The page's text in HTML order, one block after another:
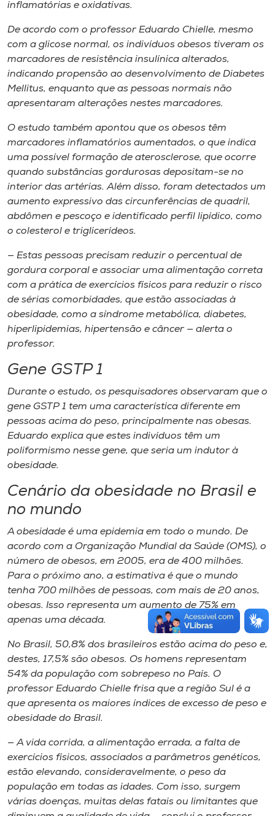
inflamatórias e oxidativas.
De acordo com o professor Eduardo Chielle, mesmo
com a glicose normal, os indivíduos obesos tiveram os
marcadores de resistência insulínica alterados,
indicando propensão ao desenvolvimento de Diabetes
Mellitus, enquanto que as pessoas normais não
apresentaram alterações nestes marcadores.
O estudo também apontou que os obesos têm
marcadores inflamatórios aumentados, o que indica
uma possível formação de aterosclerose, que ocorre
quando substâncias gordurosas depositam-se no
interior das artérias. Além disso, foram detectados um
aumento expressivo das circunferências de quadril,
abdômen e pescoço e identificado perfil lipídico, como
o colesterol e triglicerídeos.
— Estas pessoas precisam reduzir o percentual de
gordura corporal e associar uma alimentação correta
com a prática de exercícios físicos para reduzir o risco
de sérias comorbidades, que estão associadas à
obesidade, como a síndrome metabólica, diabetes,
hiperlipidemias, hipertensão e câncer — alerta o
professor.
Gene GSTP 1
Durante o estudo, os pesquisadores observaram que o
gene GSTP 1 tem uma característica diferente em
pessoas acima do peso, principalmente nas obesas.
Eduardo explica que estes indivíduos têm um
poliformismo nesse gene, que seria um indutor à
obesidade.
Cenário da obesidade no Brasil e
no mundo
A obesidade é uma epidemia em todo o mundo. De
acordo com a Organização Mundial da Saúde (OMS), o
número de obesos, em 2005, era de 400 milhões.
Para o próximo ano, a estimativa é que o mundo
tenha 700 milhões de pessoas, com mais de 20 anos,
obesas. Isso representa um aumento de 75% em
apenas uma década.
No Brasil, 50,8% dos brasileiros estão acima do peso e,
destes, 17,5% são obesos. Os homens representam
54% da população com sobrepeso no País. O
professor Eduardo Chielle frisa que a região Sul é a
que apresenta os maiores índices de excesso de peso e
obesidade do Brasil.
— A vida corrida, a alimentação errada, a falta de
exercícios físicos, associados a parâmetros genéticos,
estão elevando, consideravelmente, o peso da
população em todas as idades. Com isso, surgem
várias doenças, muitas delas fatais ou limitantes que